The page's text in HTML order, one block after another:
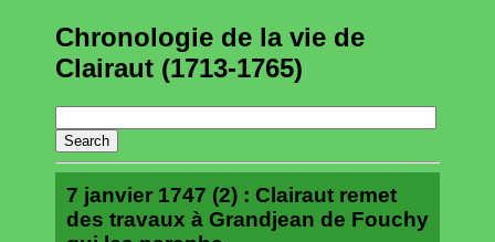
Chronologie de la vie de
Clairaut (1713-1765)
7 janvier 1747 (2) : Clairaut remet
des travaux à Grandjean de Fouchy